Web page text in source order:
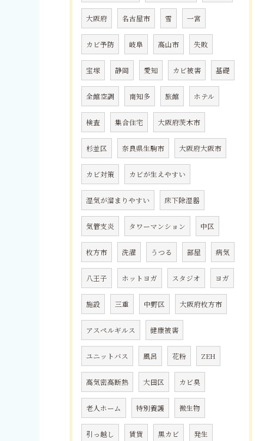
大阪府 名古屋市 雪 一宮
カビ予防 岐阜 高山市 失敗
宝塚 静岡 愛知 カビ被害 基礎
全館空調 南知多 旅館 ホテル
検査 集合住宅 大阪府茨木市
杉並区 奈良県生駒市 大阪府大阪市
カビ対策 カビが生えやすい
湿気が溜まりやすい 床下除湿器
気管支炎 タワーマンション 中区
枚方市 洗濯 うつる 部屋 病気
八王子 ホットヨガ スタジオ ヨガ
施設 三重 中野区 大阪府枚方市
アスペルギルス 健康被害
ユニットバス 風呂 花粉 ZEH
高気密高断熱 大田区 カビ臭
老人ホーム 特別養護 微生物
引っ越し 賃貸 黒カビ 発生